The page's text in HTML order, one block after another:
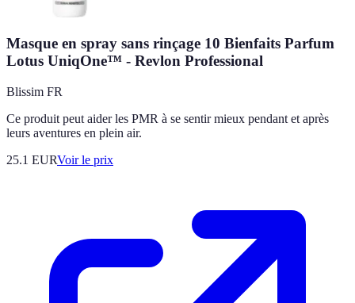
Masque en spray sans rinçage 10 Bienfaits Parfum
Lotus UniqOne™ - Revlon Professional
Blissim FR
Ce produit peut aider les PMR à se sentir mieux pendant et après
leurs aventures en plein air.
25.1 EURVoir le prix